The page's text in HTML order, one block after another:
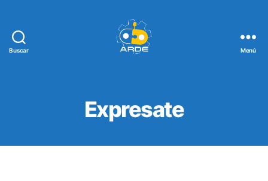
Buscar Menú
Expresate